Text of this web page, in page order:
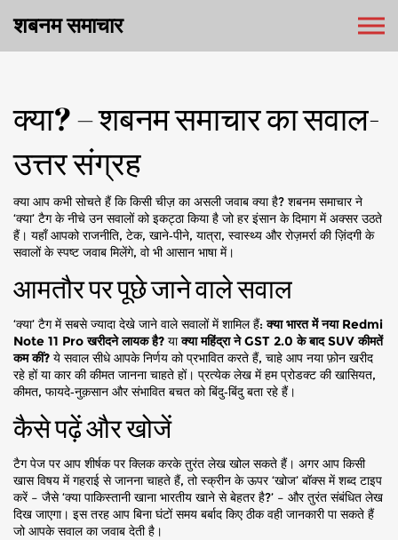
शबनम समाचार
क्या? – शबनम समाचार का सवाल-
उत्तर संग्रह
क्या आप कभी सोचते हैं कि किसी चीज़ का असली जवाब क्या है? शबनम समाचार ने
‘क्या’ टैग के नीचे उन सवालों को इकट्ठा किया है जो हर इंसान के दिमाग में अक्सर उठते
हैं। यहाँ आपको राजनीति, टेक, खाने‑पीने, यात्रा, स्वास्थ्य और रोज़मर्रा की ज़िंदगी के
सवालों के स्पष्ट जवाब मिलेंगे, वो भी आसान भाषा में।
आमतौर पर पूछे जाने वाले सवाल
‘क्या’ टैग में सबसे ज्यादा देखे जाने वाले सवालों में शामिल हैं:क्या भारत में नया Redmi
Note 11 Pro खरीदने लायक है? याक्या महिंद्रा ने GST 2.0 के बाद SUV कीमतें
कम कीं? ये सवाल सीधे आपके निर्णय को प्रभावित करते हैं, चाहे आप नया फ़ोन खरीद
रहे हों या कार की कीमत जानना चाहते हों। प्रत्येक लेख में हम प्रोडक्ट की खासियत,
कीमत, फायदे‑नुक़सान और संभावित बचत को बिंदु‑बिंदु बता रहे हैं।
कैसे पढ़ें और खोजें
टैग पेज पर आप शीर्षक पर क्लिक करके तुरंत लेख खोल सकते हैं। अगर आप किसी
खास विषय में गहराई से जानना चाहते हैं, तो स्क्रीन के ऊपर ‘खोज’ बॉक्स में शब्द टाइप
करें – जैसे ‘क्या पाकिस्तानी खाना भारतीय खाने से बेहतर है?’ – और तुरंत संबंधित लेख
दिख जाएगा। इस तरह आप बिना घंटों समय बर्बाद किए ठीक वही जानकारी पा सकते हैं
जो आपके सवाल का जवाब देती है।